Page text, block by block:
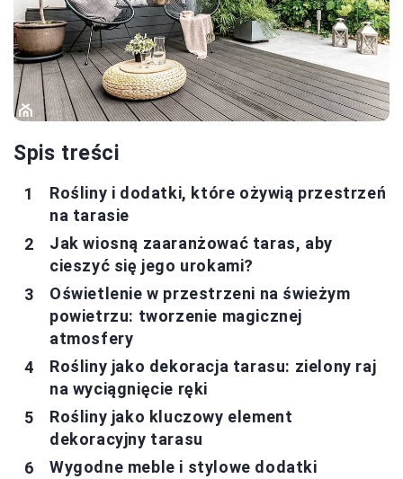
Spis treści
Rośliny i dodatki, które ożywią przestrzeń
na tarasie
Jak wiosną zaaranżować taras, aby
cieszyć się jego urokami?
Oświetlenie w przestrzeni na świeżym
powietrzu: tworzenie magicznej
atmosfery
Rośliny jako dekoracja tarasu: zielony raj
na wyciągnięcie ręki
Rośliny jako kluczowy element
dekoracyjny tarasu
Wygodne meble i stylowe dodatki